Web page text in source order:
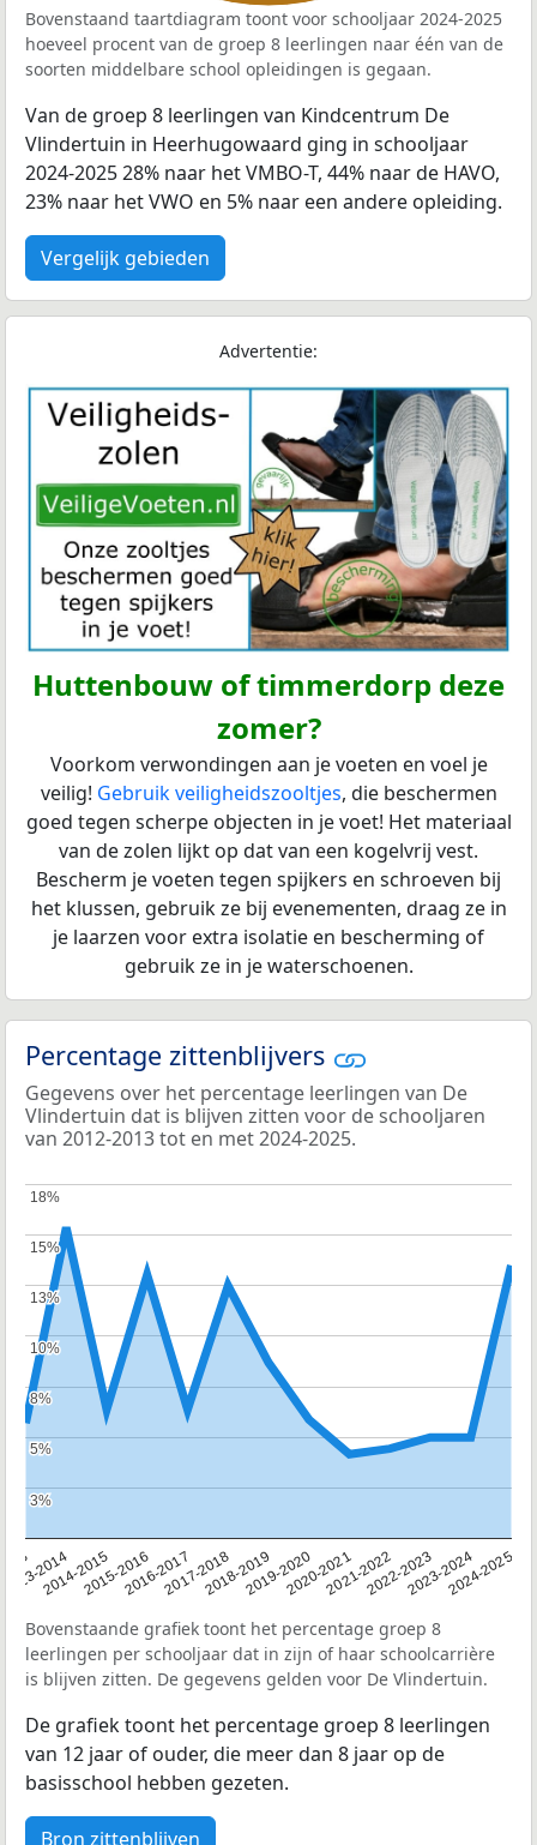
Bovenstaand taartdiagram toont voor schooljaar 2024-2025
hoeveel procent van de groep 8 leerlingen naar één van de
soorten middelbare school opleidingen is gegaan.
Van de groep 8 leerlingen van Kindcentrum De
Vlindertuin in Heerhugowaard ging in schooljaar
2024-2025 28% naar het VMBO-T, 44% naar de HAVO,
23% naar het VWO en 5% naar een andere opleiding.
Vergelijk gebieden
Advertentie:
Huttenbouw of timmerdorp deze
zomer?
Voorkom verwondingen aan je voeten en voel je
veilig! Gebruik veiligheidszooltjes, die beschermen
goed tegen scherpe objecten in je voet! Het materiaal
van de zolen lijkt op dat van een kogelvrij vest.
Bescherm je voeten tegen spijkers en schroeven bij
het klussen, gebruik ze bij evenementen, draag ze in
je laarzen voor extra isolatie en bescherming of
gebruik ze in je waterschoenen.
Percentage zittenblijvers
Gegevens over het percentage leerlingen van De
Vlindertuin dat is blijven zitten voor de schooljaren
van 2012-2013 tot en met 2024-2025.
2013-20142014-20152015-20162016-20172017-20182018-20192019-20202020-20212021-20222022-20232023-20242024-2025
3%
3%
5%
5%
8%
8%
10%
10%
13%
13%
15%
15%
18%
18%
Bovenstaande grafiek toont het percentage groep 8
leerlingen per schooljaar dat in zijn of haar schoolcarrière
is blijven zitten. De gegevens gelden voor De Vlindertuin.
De grafiek toont het percentage groep 8 leerlingen
van 12 jaar of ouder, die meer dan 8 jaar op de
basisschool hebben gezeten.
Bron zittenblijven